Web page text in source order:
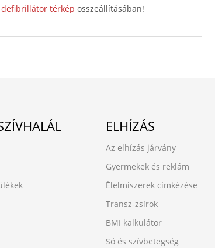
defibrillátor térkép összeállításában!
ELHÍZÁS
Az elhízás járvány
Gyermekek és reklám
Élelmiszerek címkézése
Transz-zsírok
BMI kalkulátor
Só és szívbetegség